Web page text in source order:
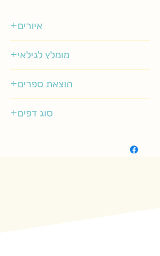
איורים
מומלץ לגילאי
הוצאת ספרים
סוג דפים